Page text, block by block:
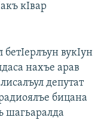
кIвар
бетIерлъун вукIун
нахъе арав
депутат
бицана
шагьаралда